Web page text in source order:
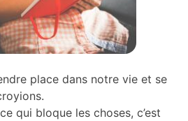
place dans notre vie et se
qui bloque les choses, c’est